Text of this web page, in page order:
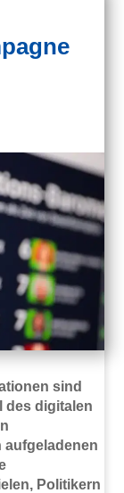
sind
des digitalen
aufgeladenen
Politikern